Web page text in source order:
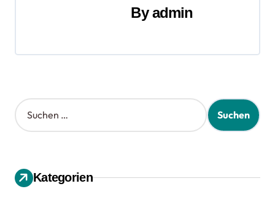
a
s
n
v
Byadmin
S
u
n
n
Kategorien